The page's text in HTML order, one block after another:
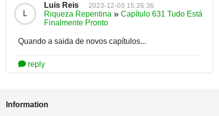
L
Luis Reis 2023-12-03 15:26:36
Riqueza Repentina
Capítulo 631 Tudo Está
Finalmente Pronto
Quando a saida de novos capítulos...
reply
Information